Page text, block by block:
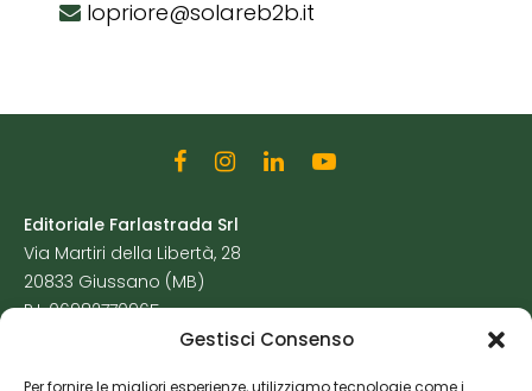
Gestisci Consenso
Per fornire le migliori esperienze, utilizziamo tecnologie come i
lopriore@solareb2b.it
Editoriale Farlastrada Srl
Via Martiri della Libertà, 28
20833 Giussano (MB)
P.I. 06982770965